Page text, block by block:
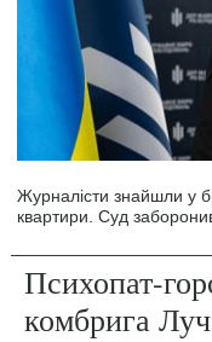
Журналісти знайшли у
квартири. Суд
Психопат-
комбрига